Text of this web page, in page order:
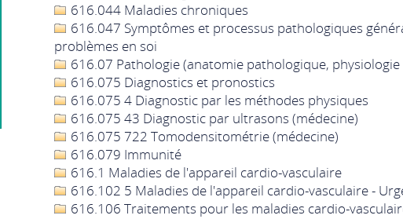
616.044 Maladies chroniques
616.047 Symptômes et processus pathologiques
problèmes en soi
616.07 Pathologie (anatomie pathologique,
616.075 Diagnostics et pronostics
616.075 4 Diagnostic par les méthodes physiques
616.075 43 Diagnostic par ultrasons (médecine)
616.075 722 Tomodensitométrie (médecine)
616.079 Immunité
616.1 Maladies de l'appareil cardio-vasculaire
616.102 5 Maladies de l'appareil cardio-vasculaire -
616.106 Traitements pour les maladies cardio-